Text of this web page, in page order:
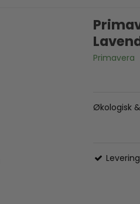
Primavera
Økologisk